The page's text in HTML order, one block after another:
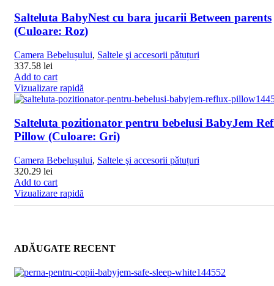
Salteluta BabyNest cu bara jucarii Between parents
(Culoare: Roz)
Camera Bebelușului, Saltele şi accesorii pǎtuțuri
337.58 lei
Add to cart
Vizualizare rapidă
Salteluta pozitionator pentru bebelusi BabyJem
Pillow (Culoare: Gri)
Camera Bebelușului, Saltele şi accesorii pǎtuțuri
320.29 lei
Add to cart
Vizualizare rapidă
ADĂUGATE RECENT